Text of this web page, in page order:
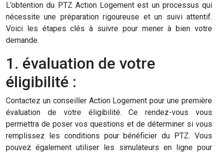
L’obtention du PTZ Action Logement est un processus qui
nécessite une préparation rigoureuse et un suivi attentif.
Voici les étapes clés à suivre pour mener à bien votre
demande.
1. évaluation de votre
éligibilité :
Contactez un conseiller Action Logement pour une première
évaluation de votre éligibilité. Ce rendez-vous vous
permettra de poser vos questions et de déterminer si vous
remplissez les conditions pour bénéficier du PTZ. Vous
pouvez également utiliser les simulateurs en ligne pour